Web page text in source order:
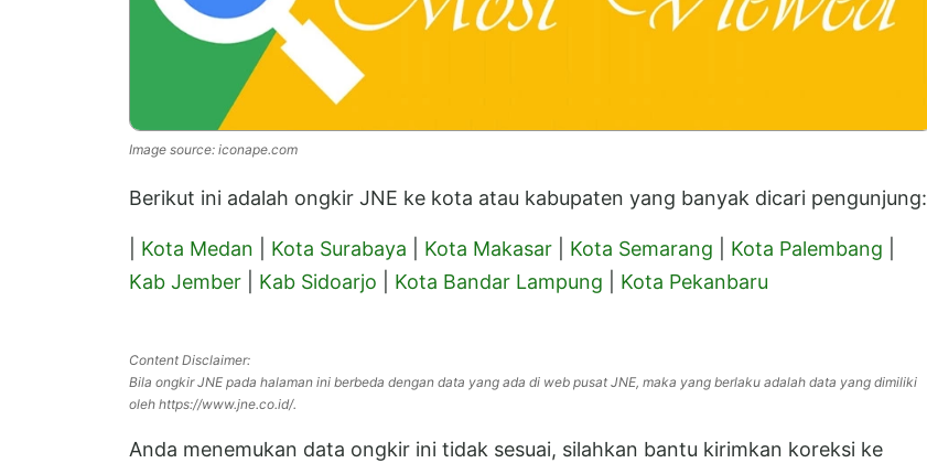
Image source: iconape.com
Berikut ini adalah ongkir JNE ke kota atau kabupaten yang banyak dicari pengunjung:
Kota Medan Kota Surabaya Kota Makasar Kota Semarang Kota Palembang
Kab Jember
Kab Sidoarjo Kota Bandar Lampung Kota Pekanbaru
Content Disclaimer:
Bila ongkir JNE pada halaman ini berbeda dengan data yang ada di web pusat JNE, maka yang berlaku adalah data yang dimiliki
oleh https://www.jne.co.id/.
Anda menemukan data ongkir ini tidak sesuai, silahkan bantu kirimkan koreksi ke